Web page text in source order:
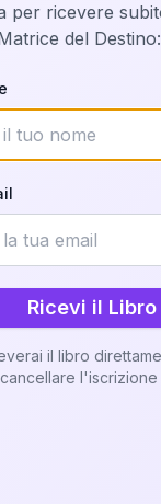
una
per ricevere
del
Ricevi il
il libro
l'iscrizione